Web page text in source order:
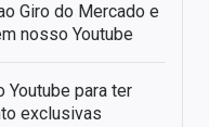
Giro do Mercado e
nosso Youtube
Youtube para ter
exclusivas